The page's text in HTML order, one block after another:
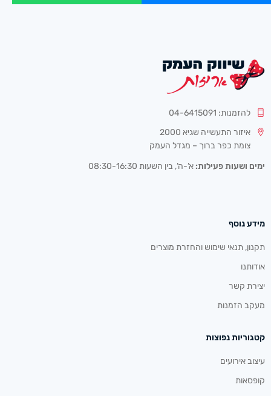
להזמנות: 04-6415091
איזור התעשייה שגיא 2000
צומת כפר ברוך – מגדל העמק
ימים ושעות פעילות: א’-ה’, בין השעות 08:30-16:30
מידע נוסף
תקנון, תנאי שימוש והחזרת מוצרים
אודותנו
יצירת קשר
מעקב הזמנות
קטגוריות נפוצות
עיצוב אירועים
קופסאות